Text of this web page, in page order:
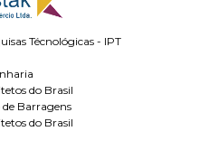
Técnológicas - IPT
do Brasil
de Barragens
do Brasil